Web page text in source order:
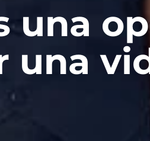
una
una